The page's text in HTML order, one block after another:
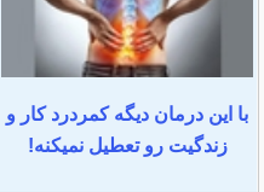
با این درمان دیگه کمردرد کار و
زندگیت رو تعطیل نمیکنه!